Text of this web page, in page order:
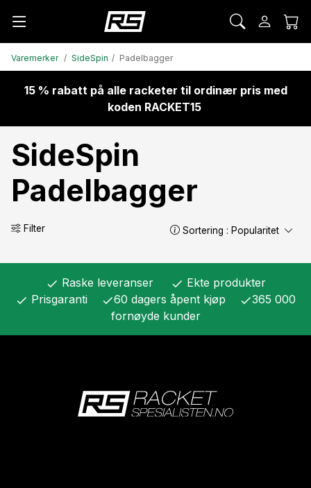
Varemerker SideSpin Padelbagger
15 % rabatt på alle racketer til ordinær pris med
koden RACKET15
SideSpin
Padelbagger
Filter Sortering : Popularitet
check Raske leveranser check Ekte produkter
check Prisgaranti check60 dagers åpent kjøp check365 000
fornøyde kunder